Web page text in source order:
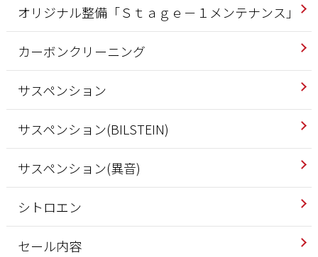
オリジナル整備「Ｓｔａｇｅ－１メンテナンス」
カーボンクリーニング
サスペンション
サスペンション(BILSTEIN)
サスペンション(異音)
シトロエン
セール内容